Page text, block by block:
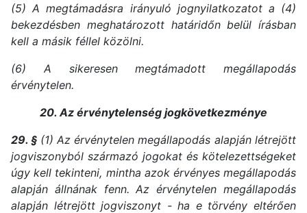
(5) A megtámadásra irányuló jognyilatkozatot a (4)
bekezdésben meghatározott határidőn belül írásban
kell a másik féllel közölni.
(6) A sikeresen megtámadott megállapodás
érvénytelen.
20. Az érvénytelenség jogkövetkezménye
29. § (1) Az érvénytelen megállapodás alapján létrejött
jogviszonyból származó jogokat és kötelezettségeket
úgy kell tekinteni, mintha azok érvényes megállapodás
alapján állnának fenn. Az érvénytelen megállapodás
alapján létrejött jogviszonyt - ha e törvény eltérően